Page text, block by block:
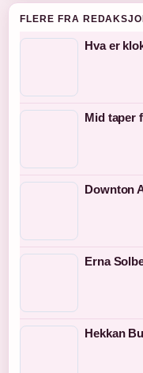
FLERE FRA
Hva er
Mid taper
Downton
Erna
Hekkan